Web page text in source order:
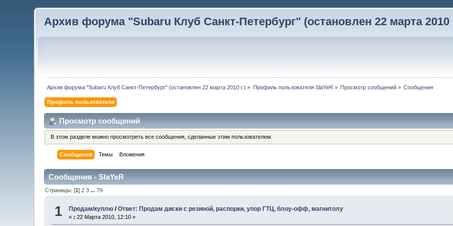
Архив форума "Subaru Клуб Санкт-Петербург" (остановлен 22 марта 2010
Архив форума "Subaru Клуб Санкт-Петербург" (остановлен 22 марта 2010 г.) » Профиль пользователя SlaYeR » Просмотр сообщений » Сообщения
Профиль пользователя
Просмотр сообщений
В этом разделе можно просмотреть все сообщения, сделанные этим пользователем.
Сообщения Темы Вложения
Сообщения - SlaYeR
Страницы: [1]2 3 ...79
1 Продам/куплю /Ответ: Продам диски с резиной, распорки, упор ГТЦ, блоу-офф, магнитолу
« : 22 Марта 2010, 12:10 »